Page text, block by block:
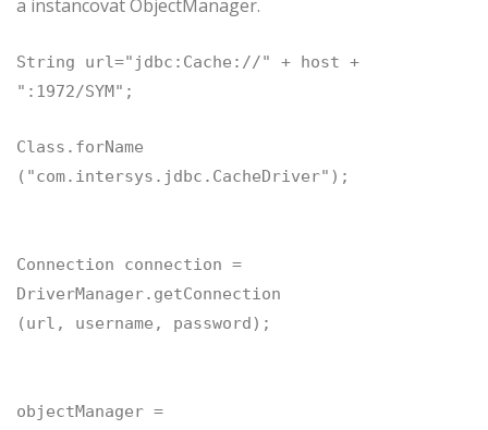
a instancovat ObjectManager.
String url="jdbc:Cache://" + host +
":1972/SYM";
Class.forName
("com.intersys.jdbc.CacheDriver");
Connection connection =
DriverManager.getConnection
(url, username, password);
objectManager =